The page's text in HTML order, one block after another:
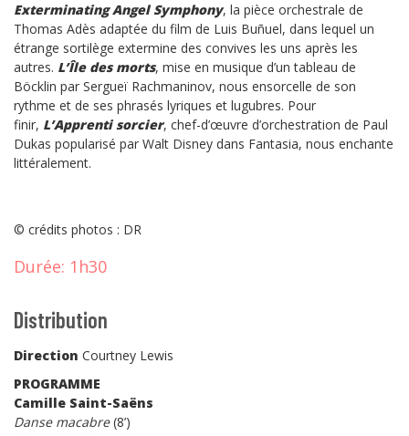
ExterminatingAngel Symphony, la pièce orchestrale de
Thomas Adès adaptée du film de Luis Buñuel, dans lequel un
étrange sortilège extermine des convives les uns après les
autres. L’Île des morts, mise en musique d’un tableau de
Böcklin par Sergueï Rachmaninov, nous ensorcelle de son
rythme et de ses phrasés lyriques et lugubres. Pour
finir, L’Apprentisorcier, chef-d’œuvre d’orchestration de Paul
Dukas popularisé par Walt Disney dans Fantasia, nous enchante
littéralement.
© crédits photos : DR
Durée: 1h30
Distribution
Direction Courtney Lewis
PROGRAMME
Camille Saint-Saëns
Danse macabre(8’)